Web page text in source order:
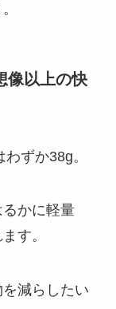
像以上の快
ずか38g。
かに軽量
す。
減らしたい